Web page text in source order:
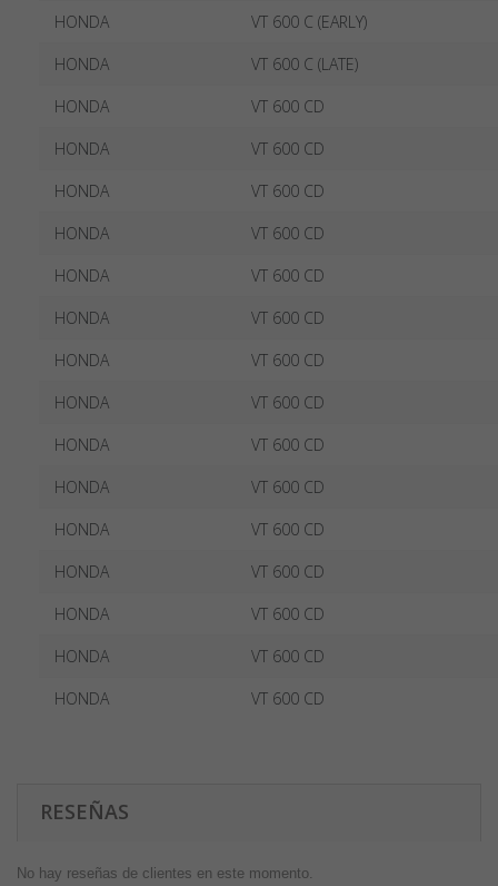
HONDA
VT 600 C (EARLY)
HONDA
VT 600 C (LATE)
HONDA
VT 600 CD
HONDA
VT 600 CD
HONDA
VT 600 CD
HONDA
VT 600 CD
HONDA
VT 600 CD
HONDA
VT 600 CD
HONDA
VT 600 CD
HONDA
VT 600 CD
HONDA
VT 600 CD
HONDA
VT 600 CD
HONDA
VT 600 CD
HONDA
VT 600 CD
HONDA
VT 600 CD
HONDA
VT 600 CD
HONDA
VT 600 CD
RESEÑAS
No hay reseñas de clientes en este momento.